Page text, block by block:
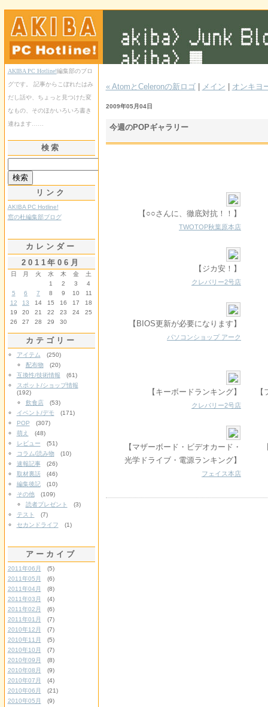
« AtomとCeleronの新ロゴ| メイン オンキヨ
2009年05月04日
今週のPOPギャラリー
【○○さんに、徹底対抗！！】
TWOTOP秋葉原本店
【ジカ安！】
クレバリー2号店
【BIOS更新が必要になります】
パソコンショップ アーク
【キーボードランキング】
クレバリー2号店
【
【マザーボード・ビデオカード・
光学ドライブ・電源ランキング】
フェイス本店
AKIBA PC Hotline!編集部のブロ
グです。 記事からこぼれたはみ
だし話や、ちょっと見つけた変
なもの、そのほかいろいろ書き
連ねます……
検索
リンク
AKIBA PC Hotline!
窓の杜編集部ブログ
カレンダー
2011年06月
日 月 火 水 木 金
土
1
2 3
4
5
6 7 8 9 10
11
12
13 14 15 16 17
18
19
20 21 22 23 24
25
26
27 28 29 30
カテゴリー
アイテム (250)
配布物(20)
互換性/技術情報 (61)
スポット/ショップ情報
(192)
飲食店(53)
イベント/デモ (171)
POP (307)
萌え
(48)
レビュー (51)
コラム/読み物(10)
速報記事(26)
取材裏話(46)
編集後記 (10)
その他(109)
読者プレゼント
(3)
テスト
(7)
セカンドライフ (1)
アーカイブ
2011年06月
(5)
2011年05月
(6)
2011年04月
(8)
2011年03月
(4)
2011年02月
(6)
2011年01月
(7)
2010年12月
(7)
2010年11月
(5)
2010年10月
(7)
2010年09月
(8)
2010年08月
(9)
2010年07月
(4)
2010年06月
(21)
2010年05月
(9)